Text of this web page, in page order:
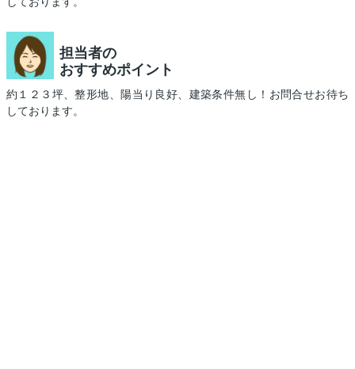
担当者の
おすすめポイント
約１２３坪、整形地、陽当り良好、建築条件無し！お問合せお待ち
しております。